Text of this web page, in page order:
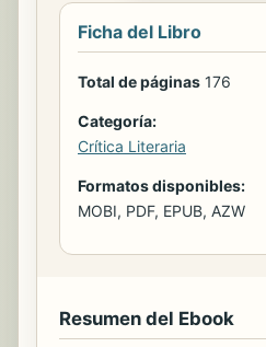
Ficha del Libro
Total de páginas 176
Categoría:
Crítica Literaria
Formatos disponibles:
MOBI, PDF, EPUB, AZW
Resumen del Ebook